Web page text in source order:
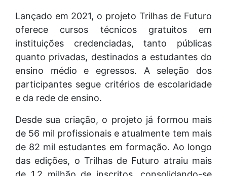
Lançado em 2021, o projeto Trilhas de Futuro
oferece cursos técnicos gratuitos em
instituições credenciadas, tanto públicas
quanto privadas, destinados a estudantes do
ensino médio e egressos. A seleção dos
participantes segue critérios de escolaridade
e da rede de ensino.
Desde sua criação, o projeto já formou mais
de 56 mil profissionais e atualmente tem mais
de 82 mil estudantes em formação. Ao longo
das edições, o Trilhas de Futuro atraiu mais